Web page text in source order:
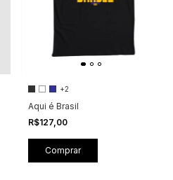
+2
Aqui é Brasil
R$127,00
Comprar